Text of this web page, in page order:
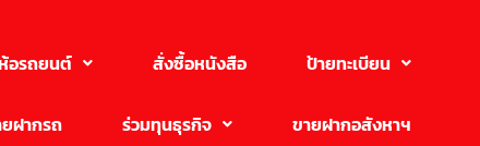
อรถยนต์ สั่งซื้อหนังสือ ป้ายทะเบียน
ฝากรถ ร่วมทุนธุรกิจ ขายฝากอสังหาฯ